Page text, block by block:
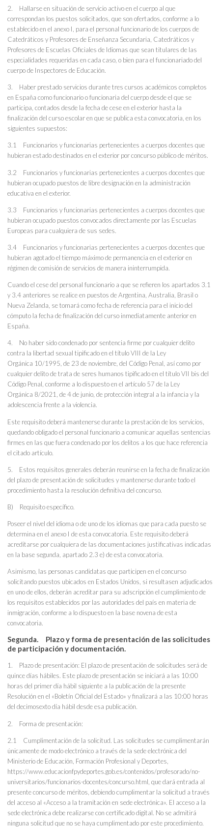
2. Hallarse en situación de servicio activo en el cuerpo al que
correspondan los puestos solicitados, que son ofertados, conforme a lo
establecido en el anexo I, para el personal funcionario de los cuerpos de
Catedráticos y Profesores de Enseñanza Secundaria, Catedráticos y
Profesores de Escuelas Oficiales de Idiomas que sean titulares de las
especialidades requeridas en cada caso, o bien para el funcionariado del
cuerpo de Inspectores de Educación.
3. Haber prestado servicios durante tres cursos académicos completos
en España como funcionario o funcionaria del cuerpo desde el que se
participa, contados desde la fecha de cese en el exterior hasta la
finalización del curso escolar en que se publica esta convocatoria, en los
siguientes supuestos:
3.1 Funcionarios y funcionarias pertenecientes a cuerpos docentes que
hubieran estado destinados en el exterior por concurso público de méritos.
3.2 Funcionarios y funcionarias pertenecientes a cuerpos docentes que
hubieran ocupado puestos de libre designación en la administración
educativa en el exterior.
3.3 Funcionarios y funcionarias pertenecientes a cuerpos docentes que
hubieran ocupado puestos convocados directamente por las Escuelas
Europeas para cualquiera de sus sedes.
3.4 Funcionarios y funcionarias pertenecientes a cuerpos docentes que
hubieran agotado el tiempo máximo de permanencia en el exterior en
régimen de comisión de servicios de manera ininterrumpida.
Cuando el cese del personal funcionario a que se refieren los apartados 3.1
y 3.4 anteriores se realice en puestos de Argentina, Australia, Brasil o
Nueva Zelanda, se tomará como fecha de referencia para el inicio del
cómputo la fecha de finalización del curso inmediatamente anterior en
España.
4. No haber sido condenado por sentencia firme por cualquier delito
contra la libertad sexual tipificado en el título VIII de la Ley
Orgánica 10/1995, de 23 de noviembre, del Código Penal, así como por
cualquier delito de trata de seres humanos tipificado en el título VII bis del
Código Penal, conforme a lo dispuesto en el artículo 57 de la Ley
Orgánica 8/2021, de 4 de junio, de protección integral a la infancia y la
adolescencia frente a la violencia.
Este requisito deberá mantenerse durante la prestación de los servicios,
quedando obligado el personal funcionario a comunicar aquellas sentencias
firmes en las que fuera condenado por los delitos a los que hace referencia
el citado artículo.
5. Estos requisitos generales deberán reunirse en la fecha de finalización
del plazo de presentación de solicitudes y mantenerse durante todo el
procedimiento hasta la resolución definitiva del concurso.
B) Requisito específico.
Poseer el nivel del idioma o de uno de los idiomas que para cada puesto se
determina en el anexo I de esta convocatoria. Este requisito deberá
acreditarse por cualquiera de las documentaciones justificativas indicadas
en la base segunda, apartado 2.3 e) de esta convocatoria.
Asimismo, las personas candidatas que participen en el concurso
solicitando puestos ubicados en Estados Unidos, si resultasen adjudicados
en uno de ellos, deberán acreditar para su adscripción el cumplimiento de
los requisitos establecidos por las autoridades del país en materia de
inmigración, conforme a lo dispuesto en la base novena de esta
convocatoria.
Segunda. Plazo y forma de presentación de las solicitudes
de participación y documentación.
1. Plazo de presentación: El plazo de presentación de solicitudes será de
quince días hábiles. Este plazo de presentación se iniciará a las 10:00
horas del primer día hábil siguiente a la publicación de la presente
Resolución en el «Boletín Oficial del Estado» y finalizará a las 10:00 horas
del decimosexto día hábil desde esa publicación.
2. Forma de presentación:
2.1 Cumplimentación de la solicitud. Las solicitudes se cumplimentarán
únicamente de modo electrónico a través de la sede electrónica del
Ministerio de Educación, Formación Profesional y Deportes,
https://www.educacionfpydeportes.gob.es/contenidos/profesorado/no-
universitarios/funcionarios-docentes/concurso.html, que dará entrada al
presente concurso de méritos, debiendo cumplimentar la solicitud a través
del acceso al «Acceso a la tramitación en sede electrónica». El acceso a la
sede electrónica debe realizarse con certificado digital. No se admitirá
ninguna solicitud que no se haya cumplimentado por este procedimiento.